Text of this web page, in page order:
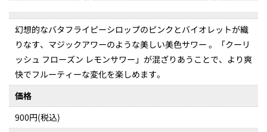
幻想的なバタフライピーシロップのピンクとバイオレットが織
りなす、マジックアワーのような美しい美色サワー 。「クーリ
ッシュ フローズン レモンサワー」が混ざりあうことで、より爽
快でフルーティーな変化を楽しめます。
価格
900円(税込)